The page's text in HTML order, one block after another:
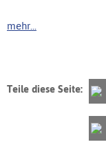
mehr...
Teile diese Seite: